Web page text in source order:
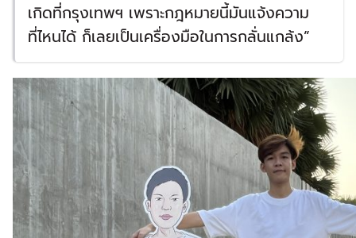
เกิดที่กรุงเทพฯ เพราะกฎหมายนี้มันแจ้งความ
ที่ไหนได้ ก็เลยเป็นเครื่องมือในการกลั่นแกล้ง”